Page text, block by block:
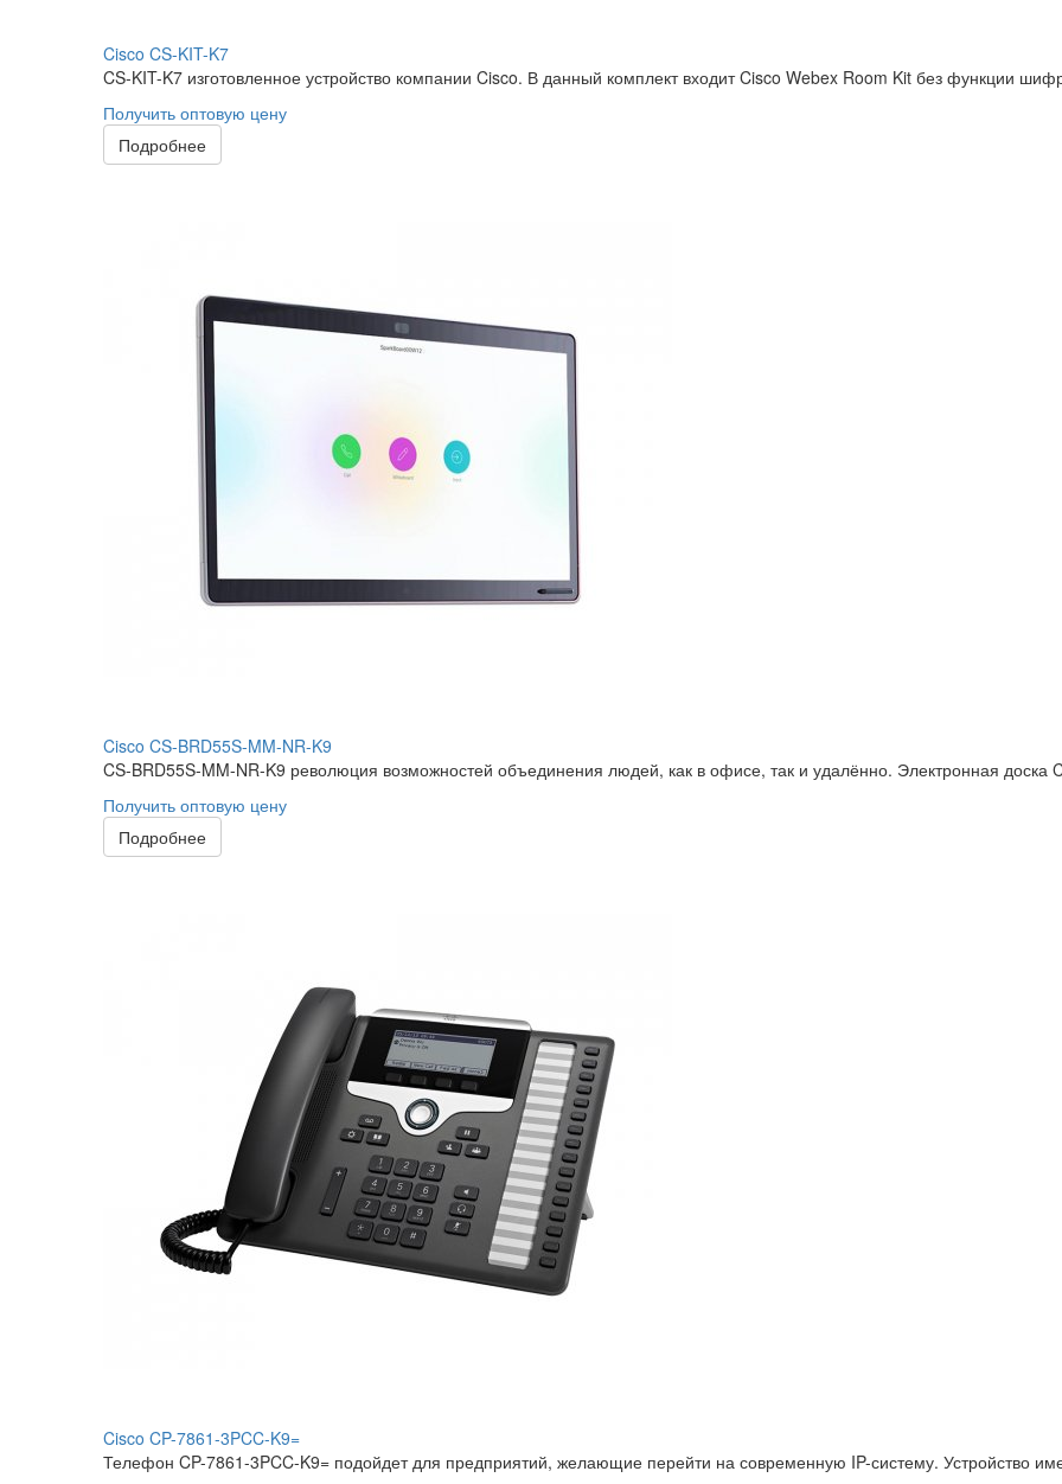
Cisco CS-KIT-K7
CS-KIT-K7 изготовленное устройство компании Cisco. В данный комплект входит Cisco Webex Room Kit без функции
Получить оптовую цену
Подробнее
Cisco CS-BRD55S-MM-NR-K9
CS-BRD55S-MM-NR-K9 революция возможностей объединения людей, как в офисе, так и удалённо. Электронная доска
Получить оптовую цену
Подробнее
Cisco CP-7861-3PCC-K9=
Телефон CP-7861-3PCC-K9= подойдет для предприятий, желающие перейти на современную IP-систему. Устройство